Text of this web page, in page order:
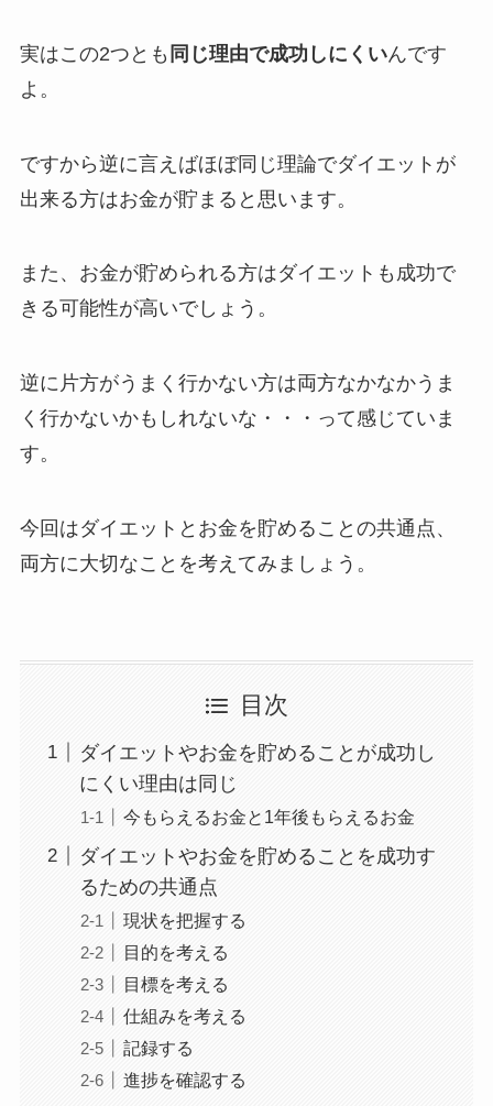
実はこの2つとも 同じ理由で成功しにくいんです
よ。
ですから逆に言えばほぼ同じ理論でダイエットが
出来る方はお金が貯まると思います。
また、お金が貯められる方はダイエットも成功で
きる可能性が高いでしょう。
逆に片方がうまく行かない方は両方なかなかうま
く行かないかもしれないな・・・って感じていま
す。
今回はダイエットとお金を貯めることの共通点、
両方に大切なことを考えてみましょう。
目次
ダイエットやお金を貯めることが成功し
にくい理由は同じ
今もらえるお金と1年後もらえるお金
ダイエットやお金を貯めることを成功す
るための共通点
現状を把握する
目的を考える
目標を考える
仕組みを考える
記録する
進捗を確認する